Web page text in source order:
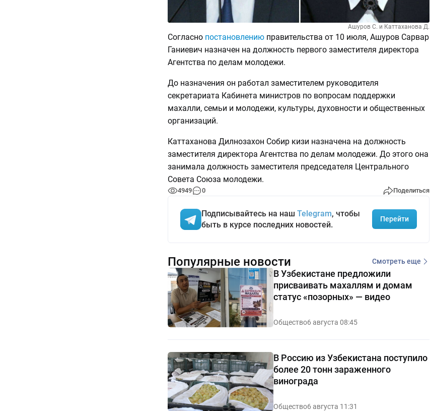
Ашуров С. и Каттаханова Д.
Согласно постановлениюправительства от 10 июля, Ашуров Сарвар
Ганиевич назначен на должность первого заместителя директора
Агентства по делам молодежи.
До назначения он работал заместителем руководителя
секретариата Кабинета министров по вопросам поддержки
махалли, семьи и молодежи, культуры, духовности и общественных
организаций.
Каттаханова Дилнозахон Собир кизи назначена на должность
заместителя директора Агентства по делам молодежи. До этого она
занимала должность заместителя председателя Центрального
Совета Союза молодежи.
4949 0 Поделиться
Подписывайтесь на наш Telegram, чтобы
быть в курсе последних новостей.
Перейти
Популярные новости Смотреть еще
В Узбекистане предложили
присваивать махаллям и домам
статус «позорных» — видео
Общество6 августа 08:45
В Россию из Узбекистана поступило
более 20 тонн зараженного
винограда
Общество6 августа 11:31